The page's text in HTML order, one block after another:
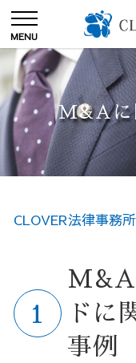
M&Aに
CLOVER法律事務所
M&A
ドに
事例